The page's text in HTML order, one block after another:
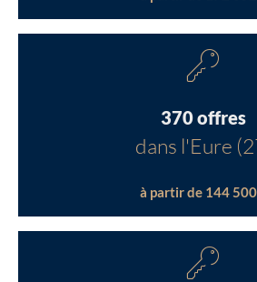
370 offres
dans l'Eure
à partir de 144